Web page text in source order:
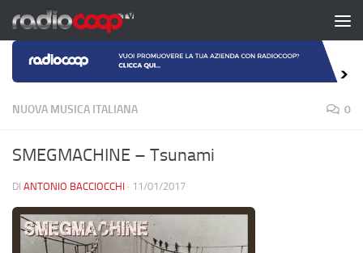
Salta al contenuto
NUOVA MUSICA ITALIANA 0
SMEGMACHINE – Tsunami
DI ANTONIO BACCIOCCHI · 11/01/2017